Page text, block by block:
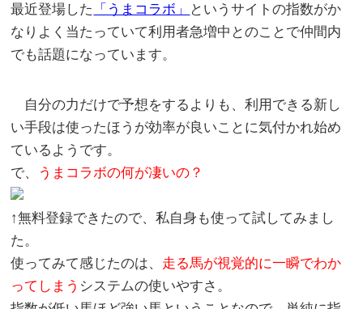
最近登場した
「うまコラボ」
というサイトの指数がか
なりよく当たっていて利用者急増中とのことで仲間内
でも話題になっています。
自分の力だけで予想をするよりも、利用できる新し
い手段は使ったほうが効率が良いことに気付かれ始め
ているようです。
で、
うまコラボの何が凄いの？
↑無料登録できたので、私自身も使って試してみまし
た。
使ってみて感じたのは、 走る馬が視覚的に一瞬でわか
ってしまう システムの使いやすさ。